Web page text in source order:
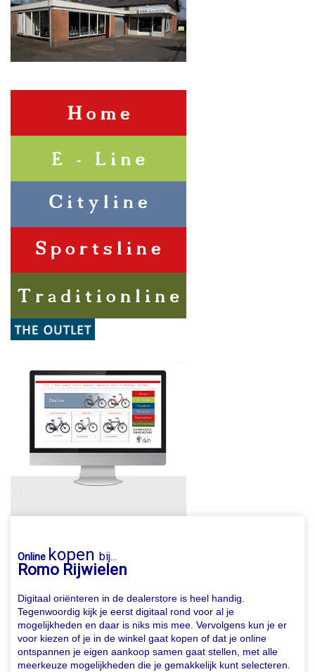
Online kopen bij...
Romo Rijwielen
Digitaal oriënteren in de dealerstore is heel handig.
Tegenwoordig kijk je eerst digitaal rond voor al je
mogelijkheden en daar is niks mis mee. Vervolgens kun je er
voor kiezen of je in de winkel gaat kopen of dat je online
ontspannen je eigen aankoop samen gaat stellen, met alle
meerkeuze mogelijkheden die je gemakkelijk kunt selecteren.